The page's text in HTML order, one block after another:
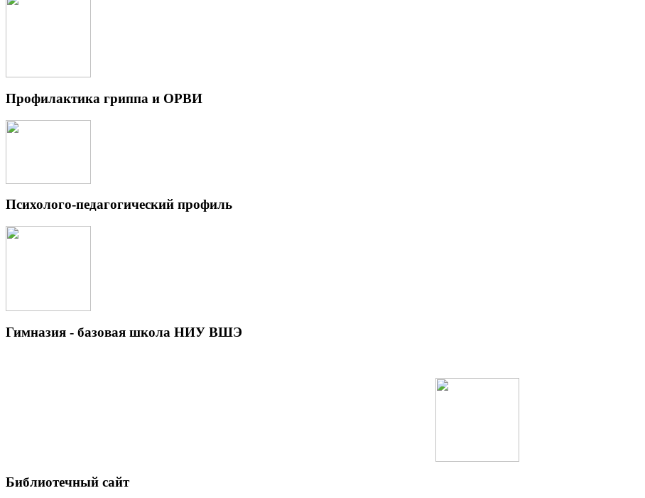
Профилактика гриппа и ОРВИ
Психолого-педагогический профиль
Гимназия - базовая школа НИУ ВШЭ
Библиотечный сайт